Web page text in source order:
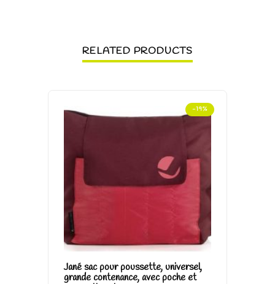
RELATED PRODUCTS
-19%
Jané sac pour poussette, universel,
grande contenance, avec poche et